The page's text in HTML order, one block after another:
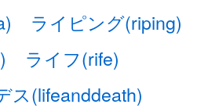
ライピング(riping)
ライフ(rife)
ス(lifeanddeath)